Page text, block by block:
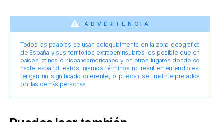
ADVERTENCIA
Todos las palabras se usan coloquialmente en la zona geográfica
de España y sus territorios extrapeninsulares, es posible que en
países latinos o hispanoamericanos y en otros lugares donde se
hable español, estos mismos términos no resulten entendibles,
tengan un significado diferente, o puedan ser malinterpretados
por las demás personas